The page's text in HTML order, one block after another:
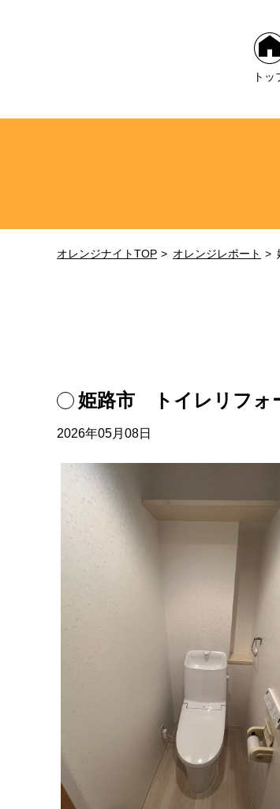
トッ
オレンジナイトTOP オレンジレポート
姫路市 トイレリフォ
2026年05月08日